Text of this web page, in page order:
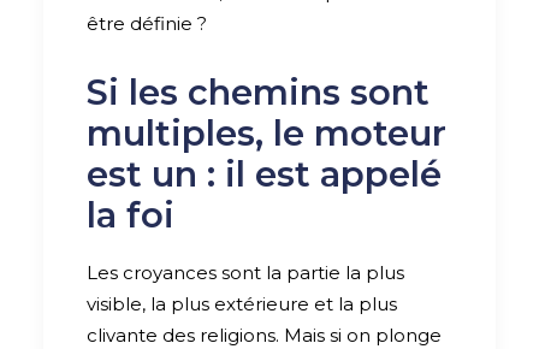
être définie ?
Si les chemins sont
multiples, le moteur
est un : il est appelé
la foi
Les croyances sont la partie la plus
visible, la plus extérieure et la plus
clivante des religions. Mais si on plonge